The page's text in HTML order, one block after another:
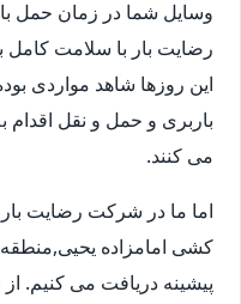
وسایل شما در زمان حمل
رضایت بار با سلامت
این روزها شاهد مواردی
باربری و حمل و نقل
می کنند.
اما ما در شرکت رضایت
کشی امامزاده
پیشینه دریافت می کنیم.